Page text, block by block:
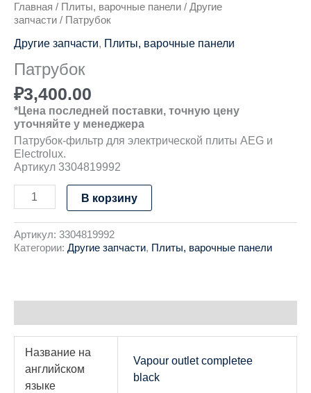
Главная / Плиты, варочные панели / Другие
запчасти / Патрубок
Другие запчасти Плиты, варочные панели
Патрубок
₽3,400.00
*Цена последней поставки, точную цену
уточняйте у менеджера
Патрубок-фильтр для электрической плиты AEG и
Electrolux.
Артикул 3304819992
В корзину
Артикул: 3304819992
Категории: Другие запчасти, Плиты, варочные панели
Название на
английском
языке
Vapour outlet completee
black